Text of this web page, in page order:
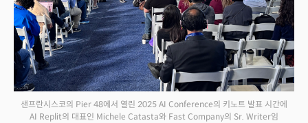
샌프란시스코의 Pier 48에서 열린 2025 AI Conference의 키노트 발표 시간에
AI Replit의 대표인 Michele Catasta와 Fast Company의 Sr. Writer임